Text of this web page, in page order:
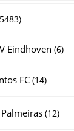
5483
producten
Eindhoven 66
FC 1414
Palmeiras 1212